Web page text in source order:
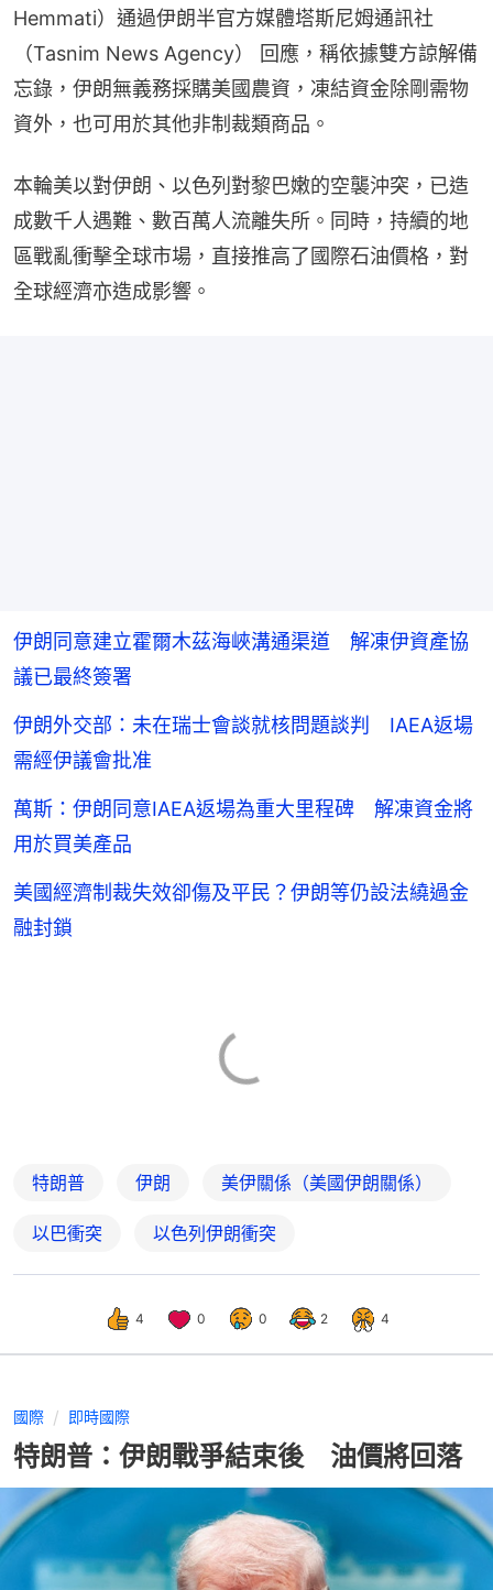
Hemmati）通過伊朗半官方媒體塔斯尼姆通訊社
（Tasnim News Agency） 回應，稱依據雙方諒解備
忘錄，伊朗無義務採購美國農資，凍結資金除剛需物
資外，也可用於其他非制裁類商品。
本輪美以對伊朗、以色列對黎巴嫩的空襲沖突，已造
成數千人遇難、數百萬人流離失所。同時，持續的地
區戰亂衝擊全球市場，直接推高了國際石油價格，對
全球經濟亦造成影響。
伊朗同意建立霍爾木茲海峽溝通渠道 解凍伊資產協
議已最終簽署
伊朗外交部：未在瑞士會談就核問題談判 IAEA返場
需經伊議會批准
萬斯：伊朗同意IAEA返場為重大里程碑 解凍資金將
用於買美產品
美國經濟制裁失效卻傷及平民？伊朗等仍設法繞過金
融封鎖
特朗普 伊朗 美伊關係（美國伊朗關係）
以巴衝突 以色列伊朗衝突
4 0 0 2 4
國際 即時國際
特朗普：伊朗戰爭結束後 油價將回落